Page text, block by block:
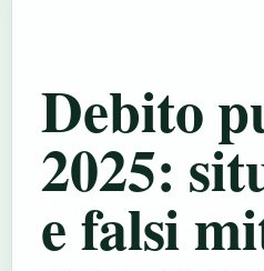
Debito
2025:
e falsi